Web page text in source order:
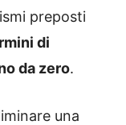
preposti
di
da zero.
una